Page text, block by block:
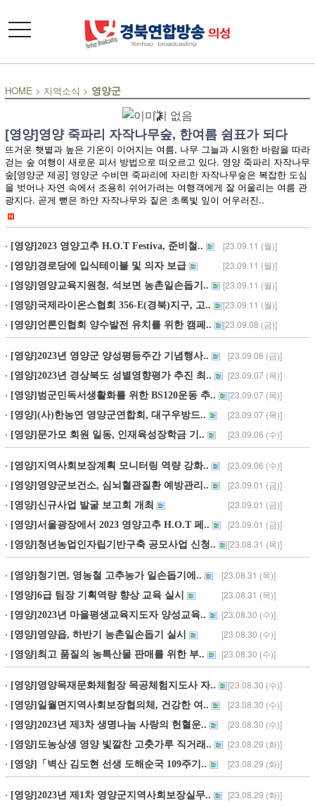
toggle
navigation
HOME > 지역소식 > 영양군
[영양]영양 죽파리 자작나무숲, 한여름 쉼표가 되다
뜨거운 햇볕과 높은 기온이 이어지는 여름, 나무 그늘과 시원한 바람을 따라
걷는 숲 여행이 새로운 피서 방법으로 떠오르고 있다. 영양 죽파리 자작나무
숲[영양군 제공] 영양군 수비면 죽파리에 자리한 자작나무숲은 복잡한 도심
을 벗어나 자연 속에서 조용히 쉬어가려는 여행객에게 잘 어울리는 여름 관
광지다. 곧게 뻗은 하얀 자작나무와 짙은 초록빛 잎이 어우러진..
[영양]2023 영양고추 H.O.T Festiva, 준비철.. [23.09.11 (월)]
[영양]경로당에 입식테이블 및 의자 보급 [23.09.11 (월)]
[영양]영양교육지원청, 석보면 농촌일손돕기.. [23.09.11 (월)]
[영양]국제라이온스협회 356-E(경북)지구, 고.. [23.09.11 (월)]
[영양]언론인협회 양수발전 유치를 위한 캠페.. [23.09.08 (금)]
[영양]2023년 영양군 양성평등주간 기념행사.. [23.09.08 (금)]
[영양]2023년 경상북도 성별영향평가 추진 최.. [23.09.07 (목)]
[영양]범군민독서생활화를 위한 BS120운동 추.. [23.09.07 (목)]
[영양](사)한농연 영양군연합회, 대구우방드.. [23.09.07 (목)]
[영양]문가모 회원 일동, 인재육성장학금 기.. [23.09.06 (수)]
[영양]지역사회보장계획 모니터링 역량 강화.. [23.09.06 (수)]
[영양]영양군보건소, 심뇌혈관질환 예방관리.. [23.09.01 (금)]
[영양]신규사업 발굴 보고회 개최 [23.09.01 (금)]
[영양]서울광장에서 2023 영양고추 H.O.T 페.. [23.09.01 (금)]
[영양]청년농업인자립기반구축 공모사업 신청.. [23.08.31 (목)]
[영양]청기면, 영농철 고추농가 일손돕기에.. [23.08.31 (목)]
[영양]6급 팀장 기획역량 향상 교육 실시 [23.08.31 (목)]